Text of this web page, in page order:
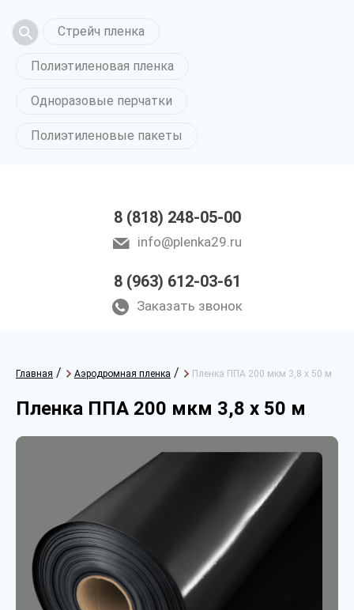
Стрейч пленка
Полиэтиленовая пленка
Одноразовые перчатки
Полиэтиленовые пакеты
8 (818) 248-05-00
info@plenka29.ru
8 (963) 612-03-61
Заказать звонок
Главная / Аэродромная пленка / Пленка ППА 200 мкм 3,8 х 50 м
Пленка ППА 200 мкм 3,8 х 50 м